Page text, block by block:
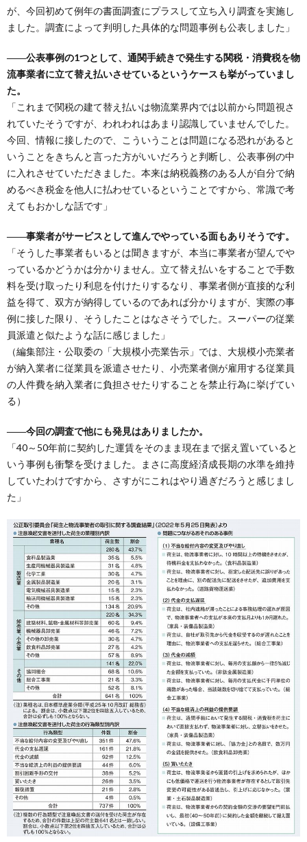
が、今回初めて例年の書面調査にプラスして立ち入り調査を実施し
ました。調査によって判明した具体的な問題事例も公表しました」
――公表事例の1つとして、通関手続きで発生する関税・消費税を物
流事業者に立て替え払いさせているというケースも挙がっていまし
た。
「これまで関税の建て替え払いは物流業界内では以前から問題視さ
れていたそうですが、われわれはあまり認識していませんでした。
今回、情報に接したので、こういうことは問題になる恐れがあると
いうことをきちんと言った方がいいだろうと判断し、公表事例の中
に入れさせていただきました。本来は納税義務のある人が自分で納
めるべき税金を他人に払わせているということですから、常識で考
えてもおかしな話です」
――事業者がサービスとして進んでやっている面もありそうです。
「そうした事業者もいるとは聞きますが、本当に事業者が望んでや
っているかどうかは分かりません。立て替え払いをすることで手数
料を受け取ったり利息を付けたりするなり、事業者側が直接的な利
益を得て、双方が納得しているのであれば分かりますが、実際の事
例に接した限り、そうしたことはなさそうでした。スーパーの従業
員派遣と似たような話に感じました」
（編集部注・公取委の「大規模小売業告示」では、大規模小売業者
が納入業者に従業員を派遣させたり、小売業者側が雇用する従業員
の人件費を納入業者に負担させたりすることを禁止行為に挙げてい
る）
――今回の調査で他にも発見はありましたか。
「40～50年前に契約した運賃をそのまま現在まで据え置いていると
いう事例も衝撃を受けました。まさに高度経済成長期の水準を維持
していたわけですから、さすがにこれはやり過ぎだろうと感じまし
た」